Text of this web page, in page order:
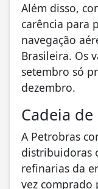
Além disso,
carência para
navegação
Brasileira. Os
setembro só
dezembro.
Cadeia
A Petrobras
distribuidoras
refinarias da
vez comprado